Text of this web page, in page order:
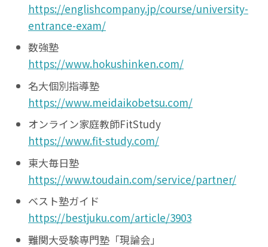
https://englishcompany.jp/course/university-
entrance-exam/
数強塾
https://www.hokushinken.com/
名大個別指導塾
https://www.meidaikobetsu.com/
オンライン家庭教師FitStudy
https://www.fit-study.com/
東大毎日塾
https://www.toudain.com/service/partner/
ベスト塾ガイド
https://bestjuku.com/article/3903
難関大受験専門塾「現論会」